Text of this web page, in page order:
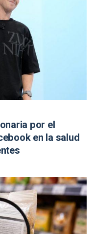
por el
en la salud